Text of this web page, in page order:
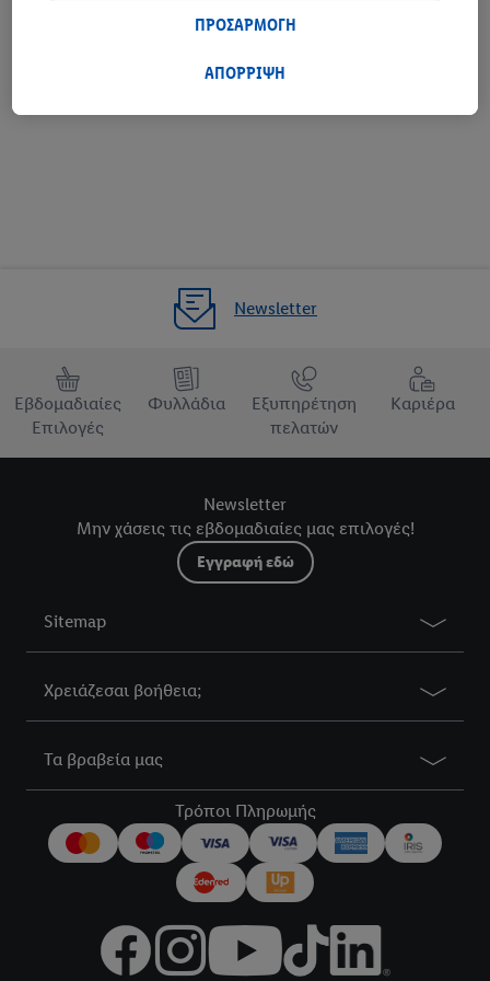
Ορισμός ως αγαπημένο κατάστημα
Newsletter
Εβδομαδιαίες
Επιλογές
Φυλλάδια
Εξυπηρέτηση
πελατών
Καριέρα
Newsletter
Μην χάσεις τις εβδομαδιαίες μας επιλογές!
Εγγραφή εδώ
Sitemap
Χρειάζεσαι βοήθεια;
Τα βραβεία μας
Τρόποι Πληρωμής
συμμετέχετε στο πρόγραμμα Lidl Plus, δεδομένα που αφορούν
επεξεργασία για τους σκοπούς αυτούς.
στην επιλογή «Αποδοχή», συγκατατίθεστε στην επεξεργασία για
όλους τους προαναφερθέντες σκοπούς. Περαιτέρω
πληροφορίες, μεταξύ άλλων για την περίοδο αποθήκευσης των
δεδομένων και το δικαίωμά σας να ανακαλέσετε τη
συγκατάθεσή σας ανά πάσα στιγμή με ισχύ για το μέλλον,
μπορείτε να βρείτε στηνπολιτική απορρήτουμας.
Μπορείτε να
βρείτε τα νομικά στοιχεία της εταιρείας μας εδώ.
ΑΠΟΡΡΙΨΗ
ΠΡΟΣΑΡΜΟΓΗ